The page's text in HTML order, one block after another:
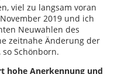
viel zu langsam voran
2019 und ich
Neuwahlen des
zeitnahe Änderung der
Schönborn.
hohe Anerkennung und